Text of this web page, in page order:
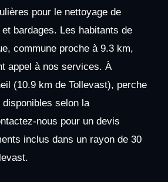
pour le nettoyage de
bardages. Les habitants de
commune proche à 9.3 km,
appel à nos services. À
(10.9 km de Tollevast), perche
selon la
nous pour un devis
inclus dans un rayon de 30